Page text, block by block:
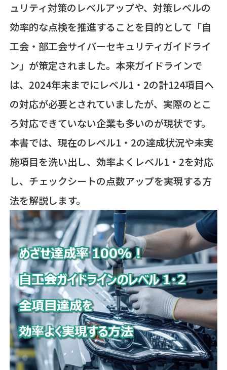
ュリティ対策のレベルアップや、対策レベルの
効率的な点検を推進することを目的として「自
工会・部工会サイバーセキュリティガイドライ
ン」が策定されました。本来ガイドラインで
は、2024年末までにレベル1・2の計124項目へ
の対応が必要とされていましたが、実際のとこ
ろ対応できていない企業も多いのが現状です。
本書では、現在のレベル1・2の達成状況や未実
施項目を洗い出し、効率よくレベル1・2を対応
し、チェックシートの点数アップを実現する方
法を解説します。